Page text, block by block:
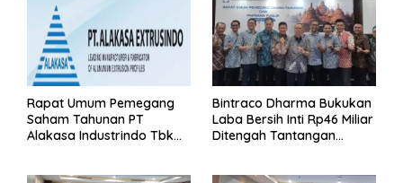
Rapat Umum Pemegang
Saham Tahunan PT
Alakasa Industrindo Tbk
Bintraco Dharma Bukukan
Laba Bersih Inti Rp46 Miliar
Ditengah Tantangan